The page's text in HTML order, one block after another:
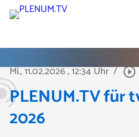
Mi., 11.02.2026, 12:34 Uhr / play_circle_outline
PLENUM.TV für
2026